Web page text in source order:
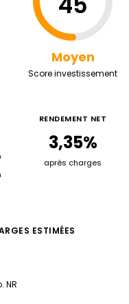
Moyen
Score investissement
RENDEMENT NET
3,35%
après charges
ESTIMÉES
NR